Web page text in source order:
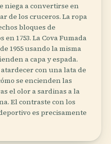
niega a convertirse en
de los cruceros. La ropa
bloques de
1753. La Cova Fumada
1955 usando la misma
a capa y espada.
con una lata de
se encienden las
el olor a sardinas a la
El contraste con los
es precisamente